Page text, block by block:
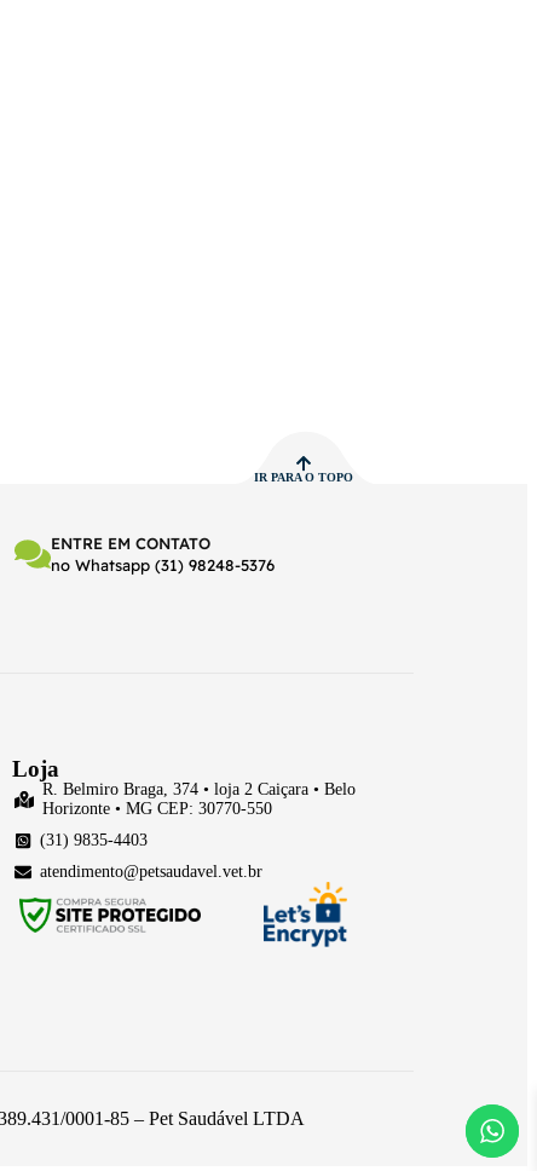
IR PARA O TOPO
ENTRE EM CONTATO
no Whatsapp (31) 98248-5376
Loja
R. Belmiro Braga, 374 • loja 2 Caiçara • Belo
Horizonte • MG CEP: 30770-550
(31) 9835-4403
atendimento@petsaudavel.vet.br
0001-85 – Pet Saudável LTDA